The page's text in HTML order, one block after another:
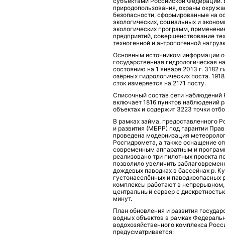
природопользования, охраны
безопасности, сформированные на
экологических, социальных и
экологических программ,
предприятий, совершенствование
техногенной и антропогенной
Основным источником информации о
государственная гидрологическая
состоянию на 1 января 2013 г. 3182
озёрных гидрологических поста.
сток измеряется на 2171 посту.
Списочный состав сети наблюдений
включает 1816 пунктов наблюдений
объектах и содержит 3223 точки
В рамках займа, предоставленного
и развития (МБРР) под гарантии
проведена модернизация
Росгидромета, а также оснащение
современным аппаратным и
реализовано три пилотных проекта
позволило увеличить
дождевых паводках в бассейнах р.
густонаселённых и паводкоопасных
комплексы работают в
центральный сервер с
минут.
План обновления и развития
водных объектов в рамках
водохозяйственного комплекса
предусматривается: